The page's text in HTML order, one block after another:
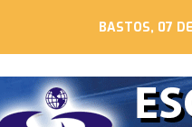
BASTOS, 07